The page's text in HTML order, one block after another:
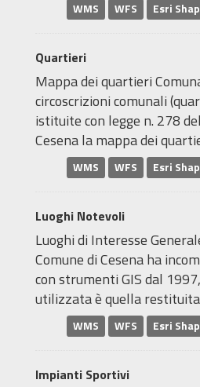
WMS WFS Esri
Quartieri
Mappa dei quartieri
circoscrizioni comunali
istituite con legge n. 278
Cesena la mappa dei
WMS WFS Esri
Luoghi Notevoli
Luoghi di Interesse
Comune di Cesena ha
con strumenti GIS dal
utilizzata è quella restituita
WMS WFS Esri
Impianti Sportivi